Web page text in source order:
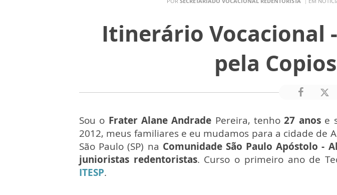
Itinerário Vocacional
pela
Sou o Frater Alane Andrade Pereira, tenho27 anose
2012, meus familiares e eu mudamos para a cidade de
São Paulo (SP) na Comunidade São Paulo Apóstolo -
junioristas redentoristas. Curso o primeiro ano de
ITESP.